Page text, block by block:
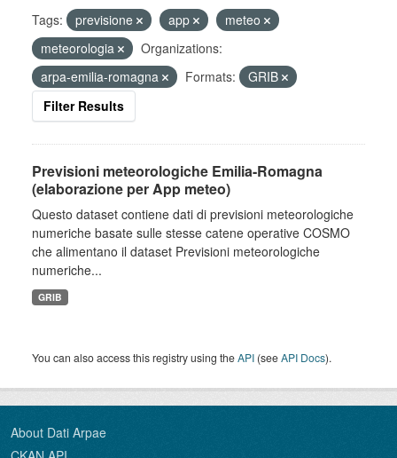
Tags: previsione app
meteo
meteorologia
Organizations:
arpa-emilia-romagna
Formats:
GRIB
Filter Results
Previsioni meteorologiche Emilia-Romagna
(elaborazione per App meteo)
Questo dataset contiene dati di previsioni meteorologiche
numeriche basate sulle stesse catene operative COSMO
che alimentano il dataset Previsioni meteorologiche
numeriche...
GRIB
You can also access this registry using theAPI (seeAPI Docs).
About Dati Arpae